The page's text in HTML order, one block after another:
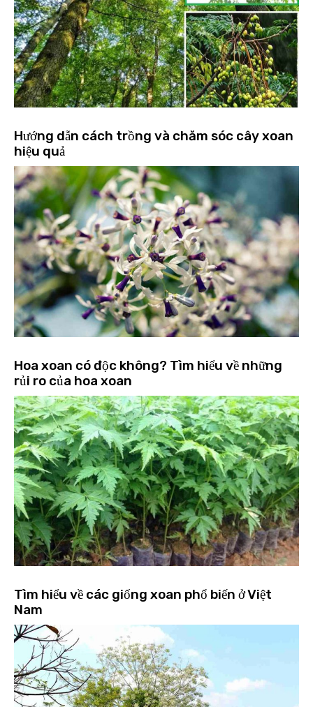
Hướng dẫn cách trồng và chăm sóc cây xoan
hiệu quả
Hoa xoan có độc không? Tìm hiểu về những
rủi ro của hoa xoan
Tìm hiểu về các giống xoan phổ biến ở Việt
Nam